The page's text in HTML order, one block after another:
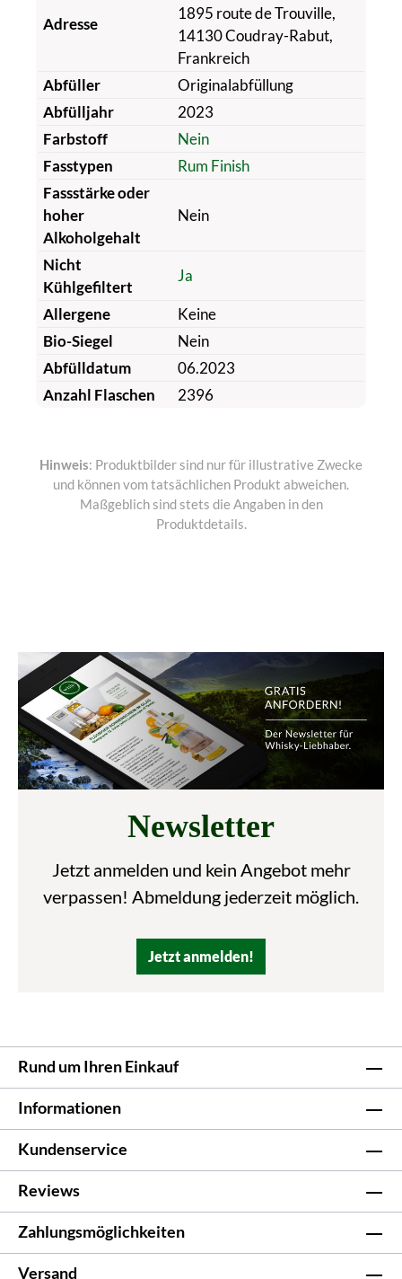
Adresse
1895 route de Trouville,
14130 Coudray-Rabut,
Frankreich
Abfüller
Originalabfüllung
Abfülljahr
2023
Farbstoff
Nein
Fasstypen
Rum Finish
Fassstärke oder
hoher
Alkoholgehalt
Nein
Nicht
Kühlgefiltert
Ja
Allergene
Keine
Bio-Siegel
Nein
Abfülldatum
06.2023
Anzahl Flaschen
2396
Hinweis: Produktbilder sind nur für illustrative Zwecke
und können vom tatsächlichen Produkt abweichen.
Maßgeblich sind stets die Angaben in den
Produktdetails.
Newsletter
Jetzt anmelden und kein Angebot mehr
verpassen! Abmeldung jederzeit möglich.
Jetzt anmelden!
Rund um Ihren Einkauf
Informationen
Kundenservice
Reviews
Zahlungsmöglichkeiten
Versand